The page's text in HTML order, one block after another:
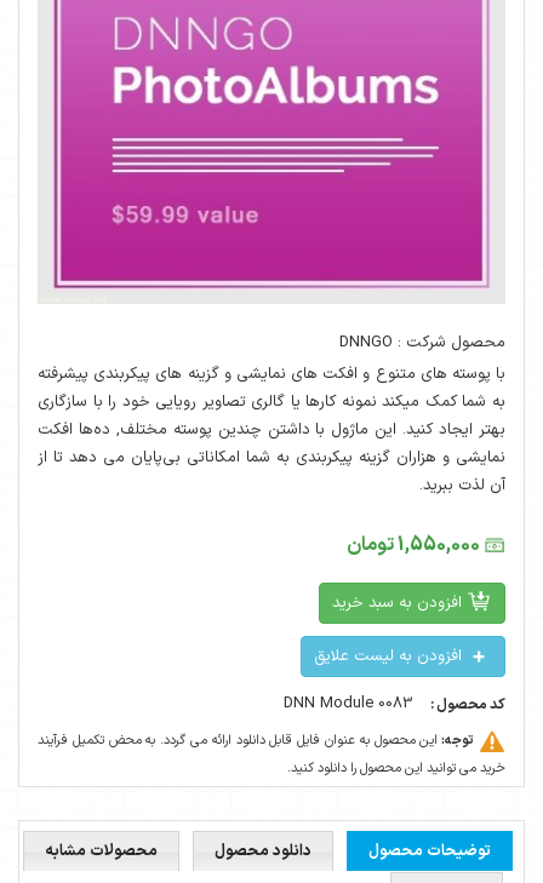
محصول شرکت : DNNGO
با پوسته های متنوع و افکت های نمایشی و گزینه های پیکربندی پیشرفته
به شما کمک میکند نمونه کارها یا گالری تصاویر رویایی خود را با سازگاری
بهتر ایجاد کنید. این ماژول با داشتن چندین پوسته مختلف, ده‌ها افکت
نمایشی و هزاران گزینه پیکربندی به شما امکاناتی بی‌پایان می دهد تا از
آن لذت ببرید.
افزودن به سبد خرید
افزودن به لیست علایق
کد محصول : DNN Module 0083
توجه: این محصول به عنوان فایل قابل دانلود ارائه می گردد. به محض تکمیل فرآیند
خرید می توانید این محصول را دانلود کنید.
توضیحات محصول دانلود محصول
محصولات مشابه